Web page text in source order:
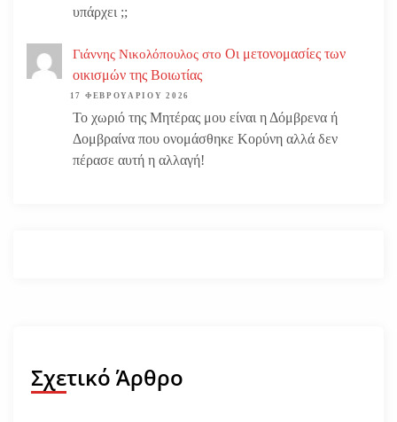
υπάρχει ;;
Γιάννης Νικολόπουλος στο Οι μετονομασίες των
οικισμών της Βοιωτίας
17 ΦΕΒΡΟΥΑΡΊΟΥ 2026
Το χωριό της Μητέρας μου είναι η Δόμβρενα ή
Δομβραίνα που ονομάσθηκε Κορύνη αλλά δεν
πέρασε αυτή η αλλαγή!
Σχετικό Άρθρο